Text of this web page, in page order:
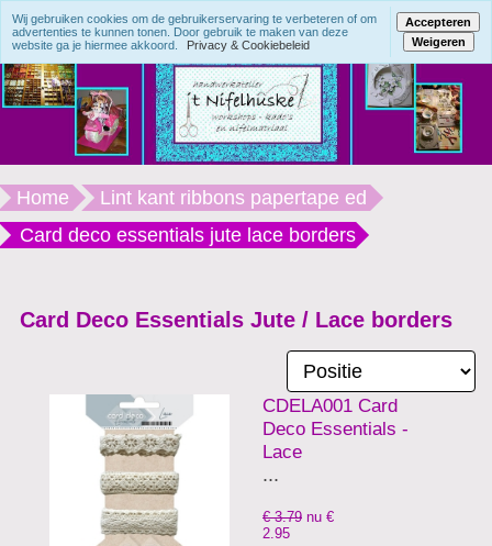
Home
Lint kant ribbons papertape ed
Card deco essentials jute lace borders
Card Deco Essentials Jute / Lace borders
CDELA001 Card
Deco Essentials -
Lace
...
€ 3.79 nu €
2.95
Wij gebruiken cookies om de gebruikerservaring te verbeteren of om
advertenties te kunnen tonen. Door gebruik te maken van deze
website ga je hiermee akkoord.
Privacy & Cookiebeleid
Accepteren
Weigeren